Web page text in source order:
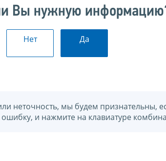
Вы нужную
Нет Да
неточность, мы будем признательны,
и нажмите на клавиатуре